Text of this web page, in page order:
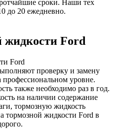
сроки. Наши тех
до 20 ежедневно.
жидкости Ford
проверку и замену
уровне.
также необходимо раз в год.
на наличии содержание
тормозную жидкость
тормозной жидкости Ford в